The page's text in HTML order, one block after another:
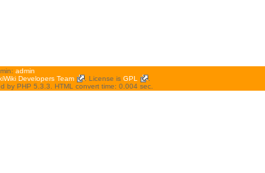
admin
Developers Team . License is GPL
by PHP 5.3.3. HTML convert time: 0.004 sec.